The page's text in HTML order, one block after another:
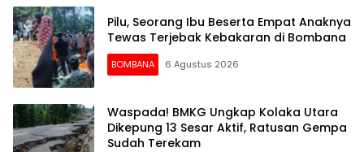
Pilu, Seorang Ibu Beserta Empat Anaknya
Tewas Terjebak Kebakaran di Bombana
BOMBANA 6 Agustus 2026
Waspada! BMKG Ungkap Kolaka Utara
Dikepung 13 Sesar Aktif, Ratusan Gempa
Sudah Terekam